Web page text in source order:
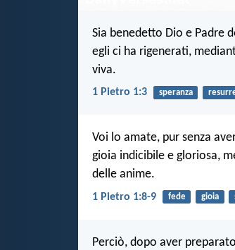
Sia benedetto Dio e Padre
egli ci ha rigenerati,
viva.
1 Pietro 1:3 speranza
Voi lo amate, pur senza
gioia indicibile e gloriosa,
delle anime.
1 Pietro 1:8-9 fede gioia
Perciò, dopo aver